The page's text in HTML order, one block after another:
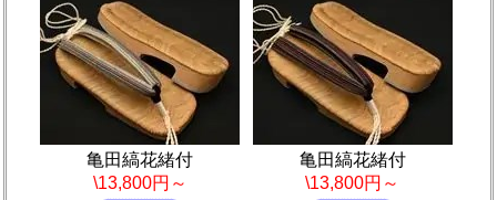
亀田縞花緒付
\13,800円～
亀田縞花緒付
\13,800円～